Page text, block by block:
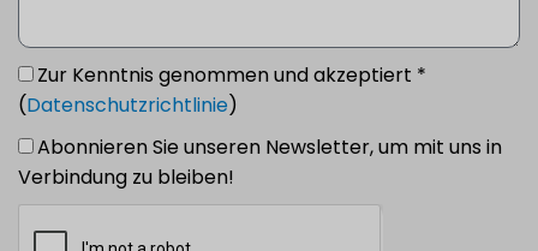
Zur Kenntnis genommen und akzeptiert *
(Datenschutzrichtlinie)
Abonnieren Sie unseren Newsletter, um mit uns in
Verbindung zu bleiben!